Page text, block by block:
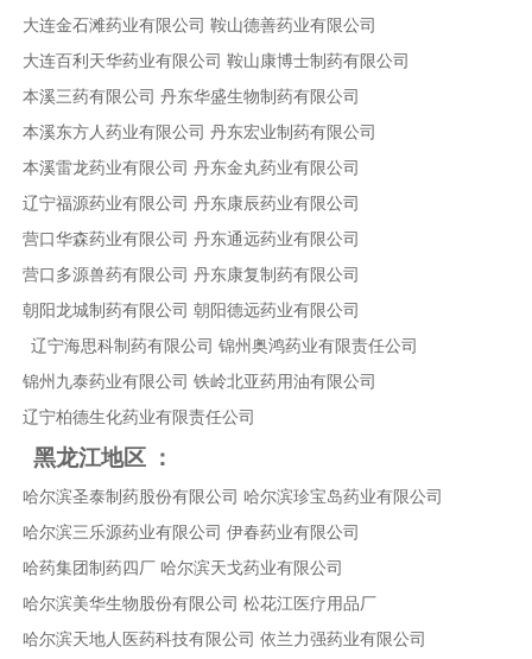
大连金石滩药业有限公司 鞍山德善药业有限公司
大连百利天华药业有限公司 鞍山康博士制药有限公司
本溪三药有限公司 丹东华盛生物制药有限公司
本溪东方人药业有限公司 丹东宏业制药有限公司
本溪雷龙药业有限公司 丹东金丸药业有限公司
辽宁福源药业有限公司 丹东康辰药业有限公司
营口华森药业有限公司 丹东通远药业有限公司
营口多源兽药有限公司 丹东康复制药有限公司
朝阳龙城制药有限公司 朝阳德远药业有限公司
辽宁海思科制药有限公司 锦州奥鸿药业有限责任公司
锦州九泰药业有限公司 铁岭北亚药用油有限公司
辽宁柏德生化药业有限责任公司
黑龙江地区 ：
哈尔滨圣泰制药股份有限公司 哈尔滨珍宝岛药业有限公司
哈尔滨三乐源药业有限公司 伊春药业有限公司
哈药集团制药四厂 哈尔滨天戈药业有限公司
哈尔滨美华生物股份有限公司 松花江医疗用品厂
哈尔滨天地人医药科技有限公司 依兰力强药业有限公司